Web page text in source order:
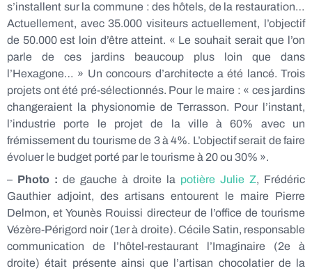
s’installent sur la commune : des hôtels, de la restauration…
Actuellement, avec 35.000 visiteurs actuellement, l’objectif
de 50.000 est loin d’être atteint. « Le souhait serait que l’on
parle de ces jardins beaucoup plus loin que dans
l’Hexagone… » Un concours d’architecte a été lancé. Trois
projets ont été pré-sélectionnés. Pour le maire : « ces jardins
changeraient la physionomie de Terrasson. Pour l’instant,
l’industrie porte le projet de la ville à 60% avec un
frémissement du tourisme de 3 à 4%. L’objectif serait de faire
évoluer le budget porté par le tourisme à 20 ou 30% ».
– Photo : de gauche à droite la potière Julie Z, Frédéric
Gauthier adjoint, des artisans entourent le maire Pierre
Delmon, et Younès Rouissi directeur de l’office de tourisme
Vézère-Périgord noir (1er à droite). Cécile Satin, responsable
communication de l’hôtel-restaurant l’Imaginaire (2e à
droite) était présente ainsi que l’artisan chocolatier de la